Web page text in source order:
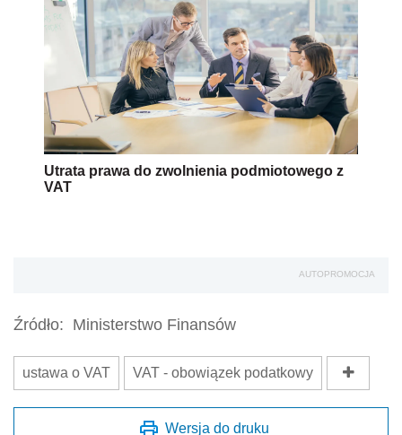
Utrata prawa do zwolnienia podmiotowego z
VAT
AUTOPROMOCJA
Źródło: Ministerstwo Finansów
ustawa o VAT VAT - obowiązek podatkowy
Wersja do druku